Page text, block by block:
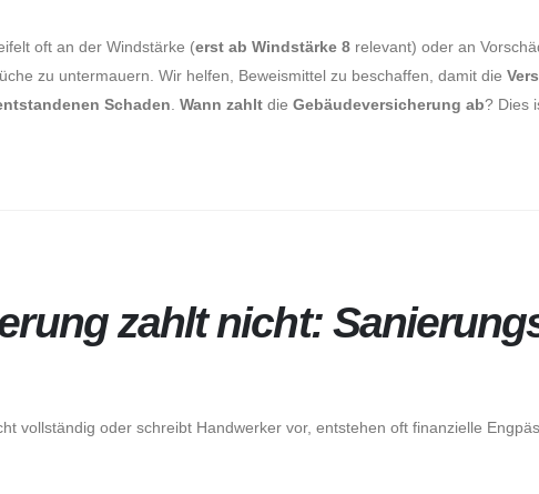
oft an der Windstärke (erst ab Windstärke 8 relevant) oder an
zu untermauern. Wir helfen, Beweismittel zu beschaffen, damit die
Schaden Wann zahlt die Gebäudeversicherung ab? Dies
zahlt nicht:
vollständig oder schreibt Handwerker vor, entstehen oft finanzielle